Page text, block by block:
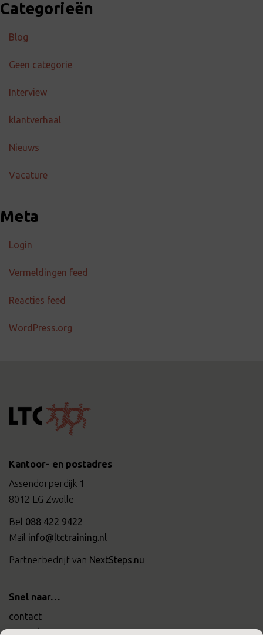
Categorieën
Blog
Geen categorie
Interview
klantverhaal
Nieuws
Vacature
Meta
Login
Vermeldingen feed
Reacties feed
WordPress.org
Kantoor- en postadres
Assendorperdijk 1
8012 EG Zwolle
Bel 088 422 9422
Mail info@ltctraining.nl
Partnerbedrijf van NextSteps.nu
Snel naar…
contact
actueel